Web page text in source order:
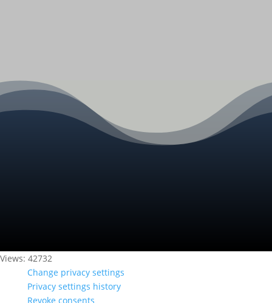
Views: 42732
Change privacy settings
Privacy settings history
Revoke consents